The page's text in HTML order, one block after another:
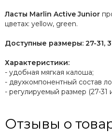
Ласты Marlin Active Junior
цветах: yellow, green.
Доступные размеры: 27-31,
Характеристики:
- удобная мягкая калоша;
- двухкомпонентный состав
- регулируемый размер (27-31
Отзывы о